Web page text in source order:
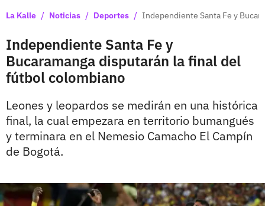
La Kalle / Noticias / Deportes / Independiente Santa Fe y
Independiente Santa Fe y
Bucaramanga disputarán la final del
fútbol colombiano
Leones y leopardos se medirán en una histórica
final, la cual empezara en territorio bumangués
y terminara en el Nemesio Camacho El Campín
de Bogotá.